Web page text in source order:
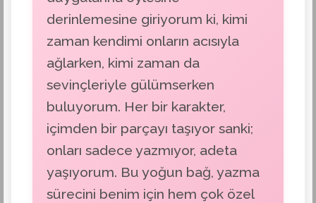
derinlemesine giriyorum ki, kimi
zaman kendimi onların acısıyla
ağlarken, kimi zaman da
sevinçleriyle gülümserken
buluyorum. Her bir karakter,
içimden bir parçayı taşıyor sanki;
onları sadece yazmıyor, adeta
yaşıyorum. Bu yoğun bağ, yazma
sürecini benim için hem çok özel